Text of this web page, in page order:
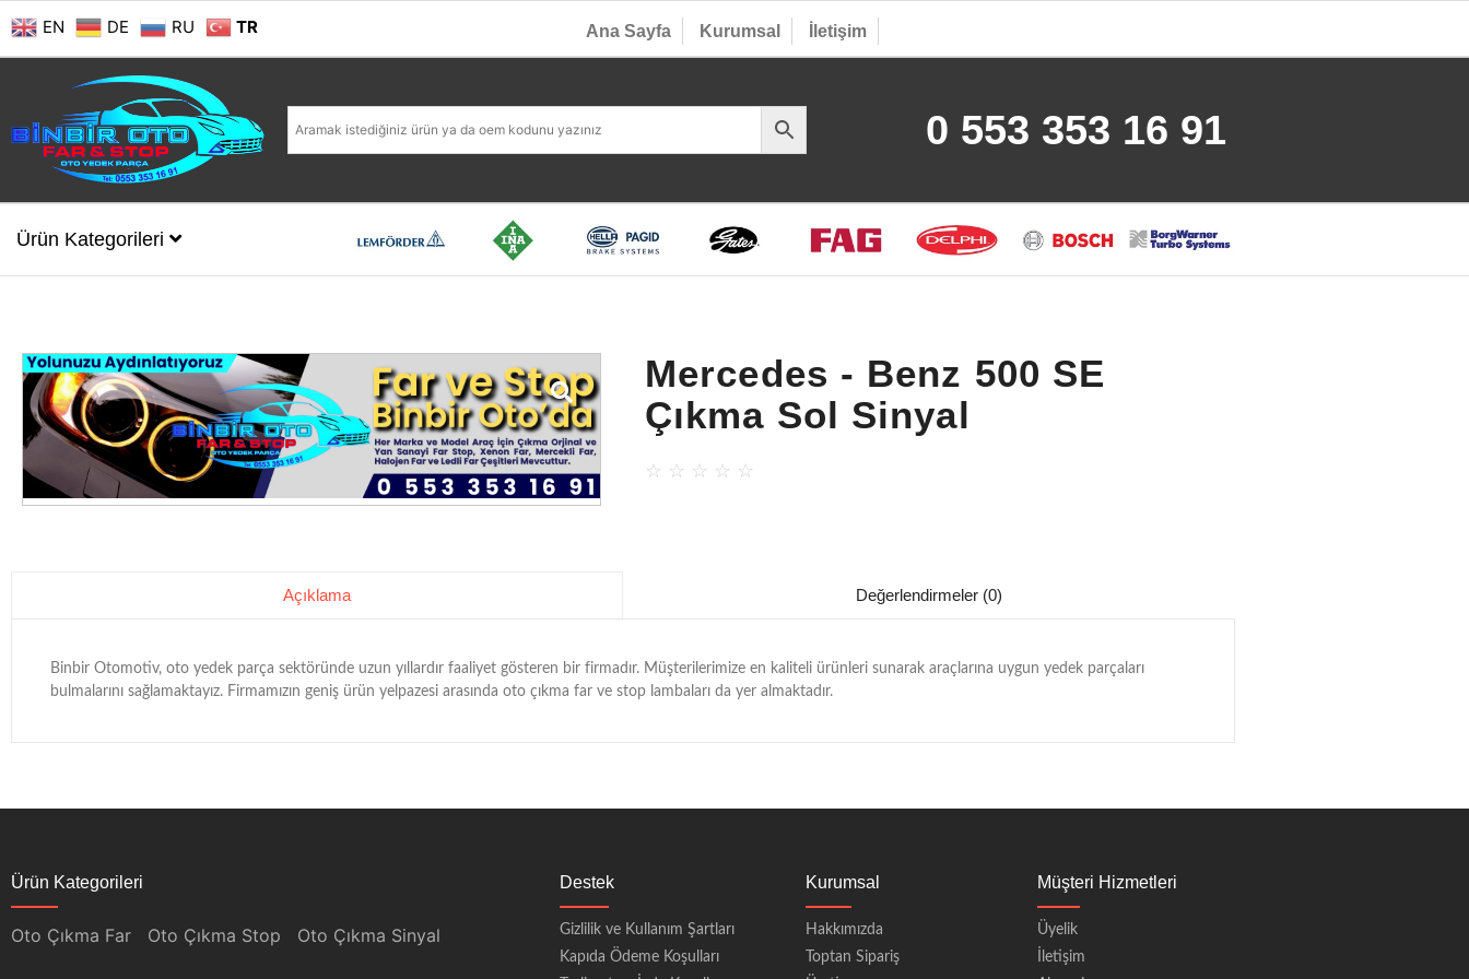
EN DE RU TR Ana Sayfa Kurumsal İletişim
0 553 353 16 91
Ürün Kategorileri
Mercedes - Benz 500 SE
Çıkma Sol Sinyal
☆ ☆ ☆ ☆ ☆
Açıklama Değerlendirmeler (0)
Binbir Otomotiv, oto yedek parça sektöründe uzun yıllardır faaliyet gösteren bir firmadır. Müşterilerimize en kaliteli ürünleri sunarak araçlarına uygun yedek parçaları
bulmalarını sağlamaktayız. Firmamızın geniş ürün yelpazesi arasında oto çıkma far ve stop lambaları da yer almaktadır.
Ürün Kategorileri
Oto Çıkma Far Oto Çıkma Stop Oto Çıkma Sinyal
Destek
Gizlilik ve Kullanım Şartları
Kapıda Ödeme Koşulları
Kurumsal
Hakkımızda
Toptan Sipariş
Müşteri Hizmetleri
Üyelik
İletişim